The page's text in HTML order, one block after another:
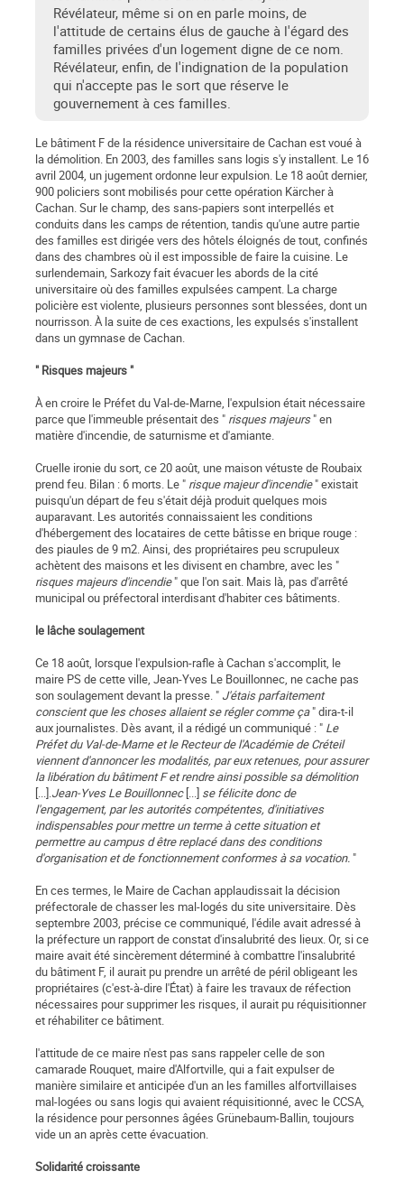
Révélateur, même si on en parle moins, de
l'attitude de certains élus de gauche à l'égard des
familles privées d'un logement digne de ce nom.
Révélateur, enfin, de l'indignation de la population
qui n'accepte pas le sort que réserve le
gouvernement à ces familles.
Le bâtiment F de la résidence universitaire de Cachan est voué à
la démolition. En 2003, des familles sans logis s'y installent. Le 16
avril 2004, un jugement ordonne leur expulsion. Le 18 août dernier,
900 policiers sont mobilisés pour cette opération Kärcher à
Cachan. Sur le champ, des sans-papiers sont interpellés et
conduits dans les camps de rétention, tandis qu'une autre partie
des familles est dirigée vers des hôtels éloignés de tout, confinés
dans des chambres où il est impossible de faire la cuisine. Le
surlendemain, Sarkozy fait évacuer les abords de la cité
universitaire où des familles expulsées campent. La charge
policière est violente, plusieurs personnes sont blessées, dont un
nourrisson. À la suite de ces exactions, les expulsés s'installent
dans un gymnase de Cachan.
" Risques majeurs "
À en croire le Préfet du Val-de-Marne, l'expulsion était nécessaire
parce que l'immeuble présentait des " risques majeurs" en
matière d'incendie, de saturnisme et d'amiante.
Cruelle ironie du sort, ce 20 août, une maison vétuste de Roubaix
prend feu. Bilan : 6 morts. Le " risque majeur d'incendie" existait
puisqu'un départ de feu s'était déjà produit quelques mois
auparavant. Les autorités connaissaient les conditions
d'hébergement des locataires de cette bâtisse en brique rouge :
des piaules de 9 m2. Ainsi, des propriétaires peu scrupuleux
achètent des maisons et les divisent en chambre, avec les "
risques majeurs d'incendie" que l'on sait. Mais là, pas d'arrêté
municipal ou préfectoral interdisant d'habiter ces bâtiments.
le lâche soulagement
Ce 18 août, lorsque l'expulsion-rafle à Cachan s'accomplit, le
maire PS de cette ville, Jean-Yves Le Bouillonnec, ne cache pas
son soulagement devant la presse. " J'étais parfaitement
conscient que les choses allaient se régler comme ça" dira-t-il
aux journalistes. Dès avant, il a rédigé un communiqué : " Le
Préfet du Val-de-Marne et le Recteur de l'Académie de Créteil
viennent d'annoncer les modalités, par eux retenues, pour assurer
la libération du bâtiment F et rendre ainsi possible sa démolition
[...].Jean-Yves Le Bouillonnec[...] se félicite donc de
l'engagement, par les autorités compétentes, d'initiatives
indispensables pour mettre un terme à cette situation et
permettre au campus d être replacé dans des conditions
d'organisation et de fonctionnement conformes à sa vocation."
En ces termes, le Maire de Cachan applaudissait la décision
préfectorale de chasser les mal-logés du site universitaire. Dès
septembre 2003, précise ce communiqué, l'édile avait adressé à
la préfecture un rapport de constat d'insalubrité des lieux. Or, si ce
maire avait été sincèrement déterminé à combattre l'insalubrité
du bâtiment F, il aurait pu prendre un arrêté de péril obligeant les
propriétaires (c'est-à-dire l'État) à faire les travaux de réfection
nécessaires pour supprimer les risques, il aurait pu réquisitionner
et réhabiliter ce bâtiment.
l'attitude de ce maire n'est pas sans rappeler celle de son
camarade Rouquet, maire d'Alfortville, qui a fait expulser de
manière similaire et anticipée d'un an les familles alfortvillaises
mal-logées ou sans logis qui avaient réquisitionné, avec le CCSA,
la résidence pour personnes âgées Grünebaum-Ballin, toujours
vide un an après cette évacuation.
Solidarité croissante